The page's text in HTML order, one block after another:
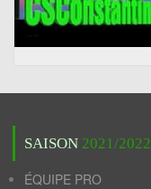
SAISON 2021/2022
ÉQUIPE PRO